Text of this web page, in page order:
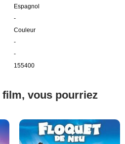
Espagnol
-
Couleur
-
-
155400
vous pourriez